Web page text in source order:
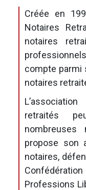
Créée en
Notaires
notaires
compte parmi
notaires
retraités
nombreuses
propose son
notaires,
Professions